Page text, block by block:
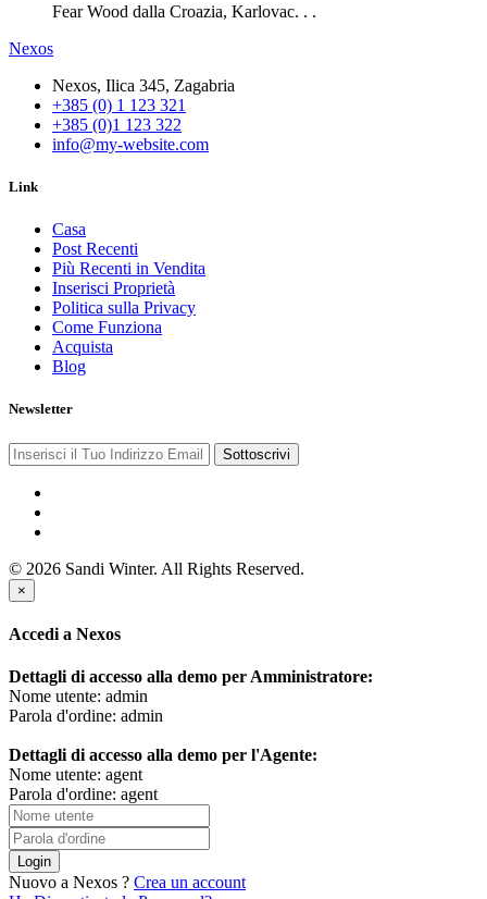
Fear Wood dalla Croazia, Karlovac. . .
Nexos
Nexos, Ilica 345, Zagabria
+385 (0) 1 123 321
+385 (0)1 123 322
info@my-website.com
Link
Casa
Post Recenti
Più Recenti in Vendita
Inserisci Proprietà
Politica sulla Privacy
Come Funziona
Acquista
Blog
Newsletter
Sottoscrivi
© 2026 Sandi Winter. All Rights Reserved.
×
Accedi a Nexos
Dettagli di accesso alla demo per Amministratore:
Nome utente: admin
Parola d'ordine: admin
Dettagli di accesso alla demo per l'Agente:
Nome utente: agent
Parola d'ordine: agent
Login
Nuovo a Nexos ? Crea un account